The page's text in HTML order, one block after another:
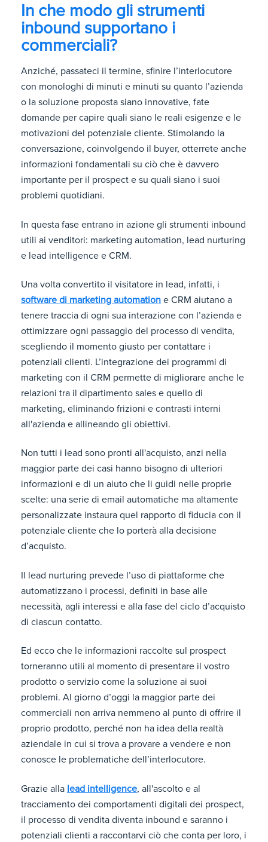
In che modo gli strumenti
inbound supportano i
commerciali?
Anziché, passateci il termine, sfinire l’interlocutore
con monologhi di minuti e minuti su quanto l’azienda
o la soluzione proposta siano innovative, fate
domande per capire quali siano le reali esigenze e le
motivazioni del potenziale cliente. Stimolando la
conversazione, coinvolgendo il buyer, otterrete anche
informazioni fondamentali su ciò che è davvero
importante per il prospect e su quali siano i suoi
problemi quotidiani.
In questa fase entrano in azione gli strumenti inbound
utili ai venditori: marketing automation, lead nurturing
e lead intelligence e CRM.
Una volta convertito il visitatore in lead, infatti, i
software di marketing automation e CRM aiutano a
tenere traccia di ogni sua interazione con l’azienda e
ottimizzare ogni passaggio del processo di vendita,
scegliendo il momento giusto per contattare i
potenziali clienti. L’integrazione dei programmi di
marketing con il CRM permette di migliorare anche le
relazioni tra il dipartimento sales e quello di
marketing, eliminando frizioni e contrasti interni
all'azienda e allineando gli obiettivi.
Non tutti i lead sono pronti all'acquisto, anzi nella
maggior parte dei casi hanno bisogno di ulteriori
informazioni e di un aiuto che li guidi nelle proprie
scelte: una serie di email automatiche ma altamente
personalizzate instaura quel rapporto di fiducia con il
potenziale cliente che lo porterà alla decisione
d’acquisto.
Il lead nurturing prevede l’uso di piattaforme che
automatizzano i processi, definiti in base alle
necessità, agli interessi e alla fase del ciclo d’acquisto
di ciascun contatto.
Ed ecco che le informazioni raccolte sul prospect
torneranno utili al momento di presentare il vostro
prodotto o servizio come la soluzione ai suoi
problemi. Al giorno d’oggi la maggior parte dei
commerciali non arriva nemmeno al punto di offrire il
proprio prodotto, perché non ha idea della realtà
aziendale in cui si trova a provare a vendere e non
conosce le problematiche dell’interlocutore.
Grazie alla lead intelligence, all'ascolto e al
tracciamento dei comportamenti digitali dei prospect,
il processo di vendita diventa inbound e saranno i
potenziali clienti a raccontarvi ciò che conta per loro, i